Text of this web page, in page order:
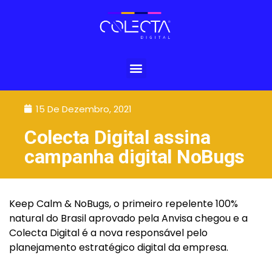
15 De Dezembro, 2021
Colecta Digital assina
campanha digital NoBugs
Keep Calm & NoBugs, o primeiro repelente 100%
natural do Brasil aprovado pela Anvisa chegou e a
Colecta Digital é a nova responsável pelo
planejamento estratégico digital da empresa.